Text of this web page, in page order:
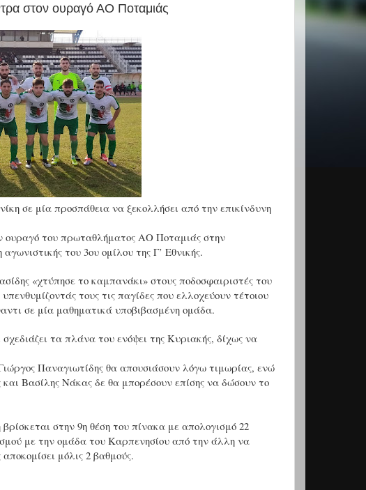
στον ουραγό ΑΟ Ποταμιάς
σε μία προσπάθεια να ξεκολλήσει από την επικίνδυνη
ουραγό του πρωταθλήματος ΑΟ Ποταμιάς στην
του 3ου ομίλου της Γ’ Εθνικής.
«χτύπησε το καμπανάκι» στους ποδοσφαιριστές του
τους τις παγίδες που ελλοχεύουν τέτοιου
σε μία μαθηματικά υποβιβασμένη ομάδα.
τα πλάνα του ενόψει της Κυριακής, δίχως να
Παναγιωτίδης θα απουσιάσουν λόγω τιμωρίας, ενώ
Βασίλης Νάκας δε θα μπορέσουν επίσης να δώσουν το
στην 9η θέση του πίνακα με απολογισμό 22
με την ομάδα του Καρπενησίου από την άλλη να
μόλις 2 βαθμούς.